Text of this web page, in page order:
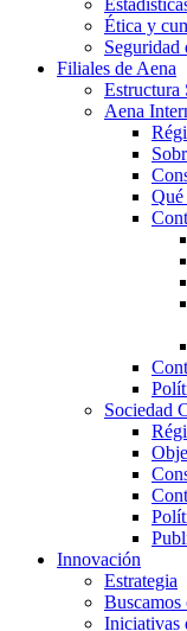
Ética y
Seguridad
Filiales de Aena
Estructura
Aena
Qué
Sociedad
Innovación
Estrategia
Buscamos
Iniciativas